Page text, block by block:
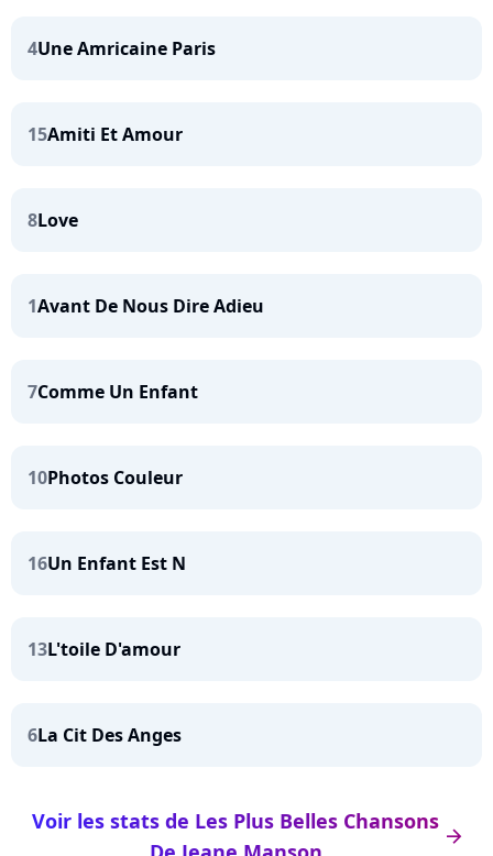
4Une Amricaine Paris
15Amiti Et Amour
8Love
1Avant De Nous Dire Adieu
7Comme Un Enfant
10Photos Couleur
16Un Enfant Est N
13L'toile D'amour
6La Cit Des Anges
arrow_right
Voir les stats de Les Plus Belles Chansons